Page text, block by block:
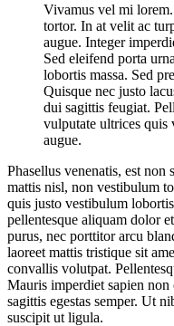
Vivamus vel mi
tortor. In at velit ac
augue. Integer
Sed eleifend porta
lobortis massa. Sed
Quisque nec justo
dui sagittis feugiat.
vulputate ultrices
augue.
Phasellus venenatis, est non
mattis nisl, non vestibulum
quis justo vestibulum
pellentesque aliquam dolor
purus, nec porttitor arcu
laoreet mattis tristique sit
convallis volutpat.
Mauris imperdiet sapien
sagittis egestas semper. Ut
suscipit ut ligula.